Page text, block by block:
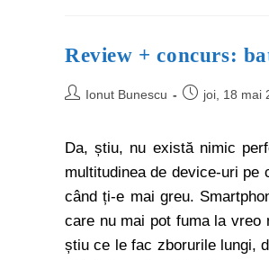
Review + concurs:
Ionut Bunescu joi, 18 mai
Da, știu, nu există nimic
multitudinea de device-uri
când ți-e mai greu.
care nu mai pot fuma la
știu ce le fac zborurile lungi,